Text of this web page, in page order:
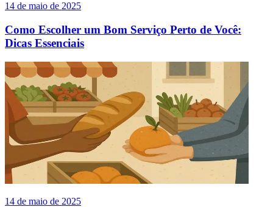
14 de maio de 2025
Como Escolher um Bom Serviço Perto de Você:
Dicas Essenciais
14 de maio de 2025